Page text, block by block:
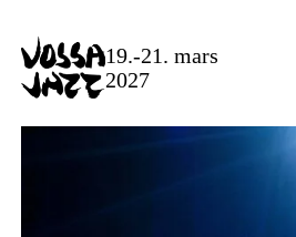
19.-21. mars
2027